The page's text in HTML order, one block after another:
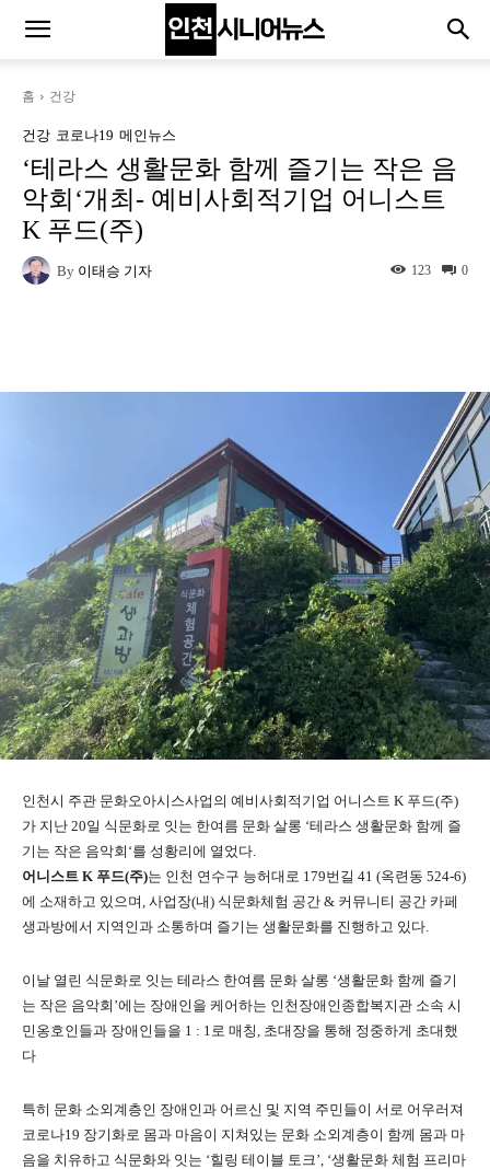
홈 건강
건강 코로나19 메인뉴스
‘테라스 생활문화 함께 즐기는 작은 음
악회‘개최- 예비사회적기업 어니스트
K 푸드(주)
By 이태승 기자 0
123
인천시 주관 문화오아시스사업의 예비사회적기업 어니스트 K 푸드(주)
가 지난 20일 식문화로 잇는 한여름 문화 살롱 ‘테라스 생활문화 함께 즐
기는 작은 음악회‘를 성황리에 열었다.
어니스트 K 푸드(주)는 인천 연수구 능허대로 179번길 41 (옥련동 524-6)
에 소재하고 있으며, 사업장(내) 식문화체험 공간 & 커뮤니티 공간 카페
생과방에서 지역인과 소통하며 즐기는 생활문화를 진행하고 있다.
이날 열린 식문화로 잇는 테라스 한여름 문화 살롱 ‘생활문화 함께 즐기
는 작은 음악회’에는 장애인을 케어하는 인천장애인종합복지관 소속 시
민옹호인들과 장애인들을 1 : 1로 매칭, 초대장을 통해 정중하게 초대했
다
특히 문화 소외계층인 장애인과 어르신 및 지역 주민들이 서로 어우러져
코로나19 장기화로 몸과 마음이 지쳐있는 문화 소외계층이 함께 몸과 마
음을 치유하고 식문화와 잇는 ‘힐링 테이블 토크’, ‘생활문화 체험 프리마